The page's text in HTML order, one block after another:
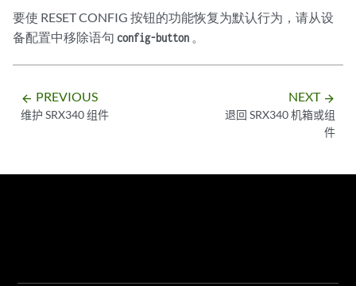
要使 RESET CONFIG 按钮的功能恢复为默认行为，请从设
备配置中移除语句 config-button 。
arrow_backward PREVIOUS
维护 SRX340 组件
NEXT arrow_forward
退回 SRX340 机箱或组
件